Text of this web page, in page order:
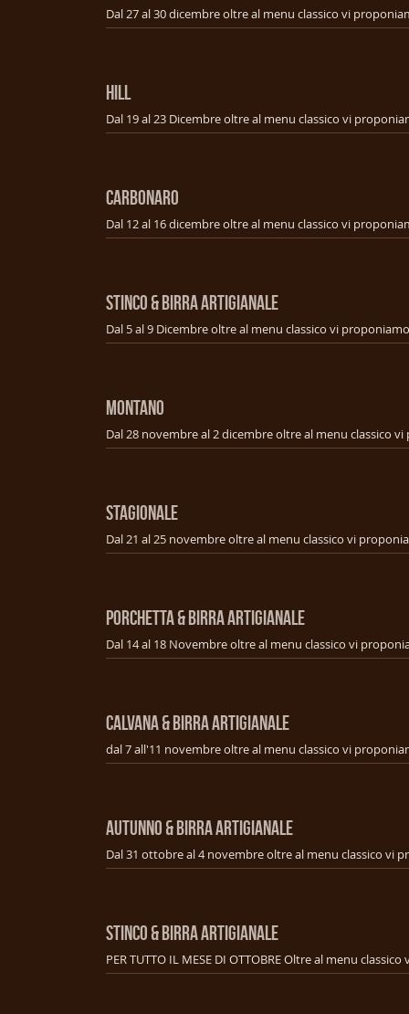
HILL
CARBONARO
STINCO & BIRRA ARTIGIANALE
MONTANO
STAGIONALE
PORCHETTA & BIRRA ARTIGIANALE
CALVANA & BIRRA ARTIGIANALE
AUTUNNO & BIRRA ARTIGIANALE
STINCO & BIRRA ARTIGIANALE